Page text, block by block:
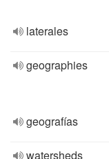
laterales
geographies
geografías
watersheds